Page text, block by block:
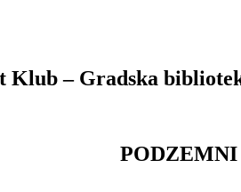
– Gradska